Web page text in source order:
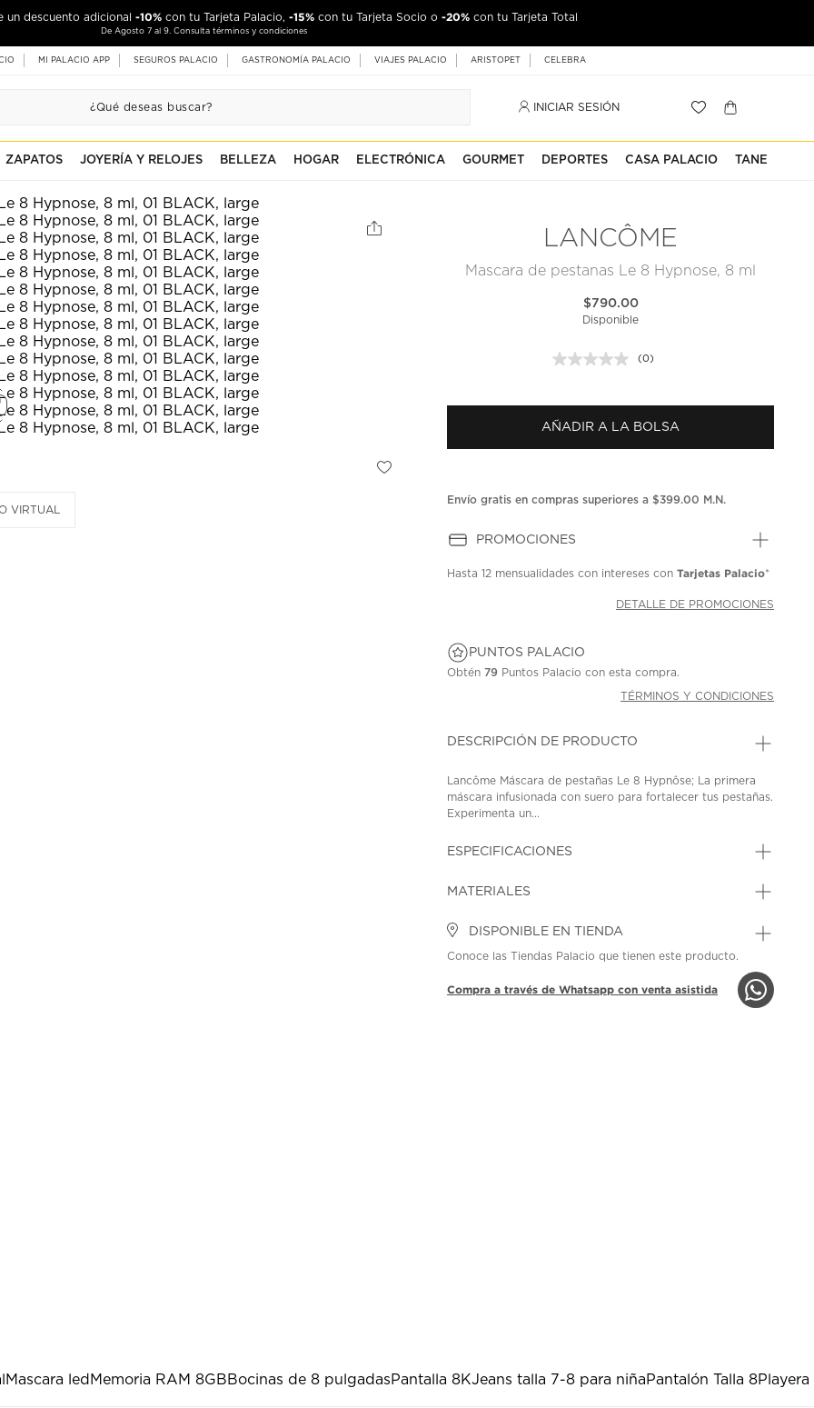
un descuento adicional -10% con tu Tarjeta Palacio, -15% con tu Tarjeta Socio o -20% con tu Tarjeta Total
De Agosto 7 al 9. Consulta términos y condiciones
MI PALACIO APP SEGUROS PALACIO GASTRONOMÍA PALACIO VIAJES PALACIO ARISTOPET CELEBRA
INICIAR SESIÓN
ZAPATOS JOYERÍA Y RELOJES BELLEZA HOGAR ELECTRÓNICA GOURMET DEPORTES CASA PALACIO TANE
VIRTUAL
LANCÔME
Mascara de pestanas Le 8 Hypnose, 8 ml
$790.00
Disponible
Sin
en
la
página.
(0)
AÑADIR A LA BOLSA
Envío gratis en compras superiores a $399.00 M.N.
PROMOCIONES
Hasta12 mensualidades con intereses conTarjetas Palacio*
DETALLE DE PROMOCIONES
PUNTOS PALACIO
Obtén79 Puntos Palacio con esta compra.
TÉRMINOS Y CONDICIONES
DESCRIPCIÓN DE PRODUCTO
Lancôme Máscara de pestañas Le 8 Hypnôse; La primera
máscara infusionada con suero para fortalecer tus pestañas.
Experimenta un...
ESPECIFICACIONES
MATERIALES
DISPONIBLE EN TIENDA
Conoce las Tiendas Palacio que tienen este producto.
Compra a través de Whatsapp con venta asistida
Mascara led Memoria RAM 8GBBocinas de 8 pulgadasPantalla 8KJeans talla 7-8 para niñaPantalón Talla 8Playera